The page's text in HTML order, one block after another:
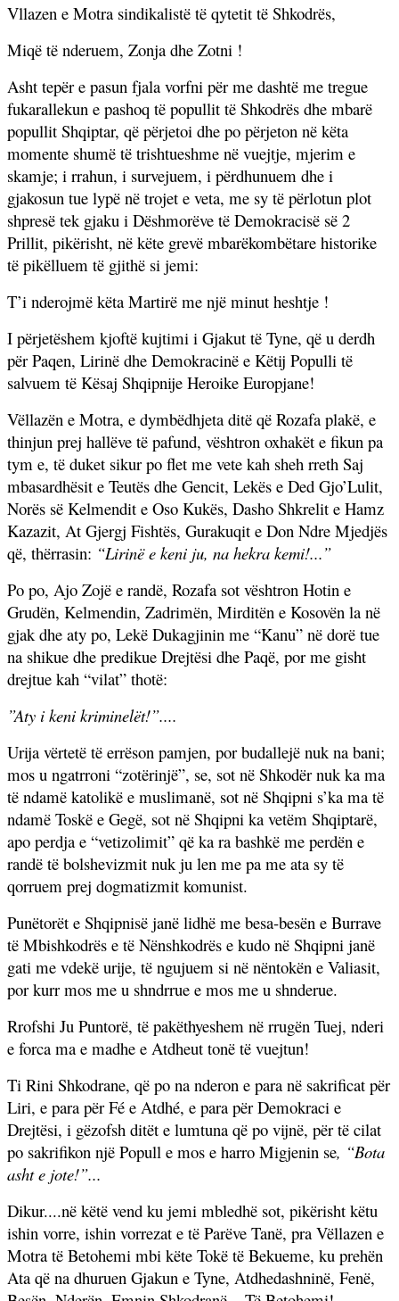
Vllazen e Motra sindikalistë të qytetit të Shkodrës,
Miqë të nderuem, Zonja dhe Zotni !
Asht tepër e pasun fjala vorfni për me dashtë me tregue
fukarallekun e pashoq të popullit të Shkodrës dhe mbarë
popullit Shqiptar, që përjetoi dhe po përjeton në këta
momente shumë të trishtueshme në vuejtje, mjerim e
skamje; i rrahun, i survejuem, i përdhunuem dhe i
gjakosun tue lypë në trojet e veta, me sy të përlotun plot
shpresë tek gjaku i Dëshmorëve të Demokracisë së 2
Prillit, pikërisht, në këte grevë mbarëkombëtare historike
të pikëlluem të gjithë si jemi:
T’i nderojmë këta Martirë me një minut heshtje !
I përjetëshem kjoftë kujtimi i Gjakut të Tyne, që u derdh
për Paqen, Lirinë dhe Demokracinë e Këtij Populli të
salvuem të Kësaj Shqipnije Heroike Europjane!
Vëllazën e Motra, e dymbëdhjeta ditë që Rozafa plakë, e
thinjun prej hallëve të pafund, vështron oxhakët e fikun pa
tym e, të duket sikur po flet me vete kah sheh rreth Saj
mbasardhësit e Teutës dhe Gencit, Lekës e Ded Gjo’Lulit,
Norës së Kelmendit e Oso Kukës, Dasho Shkrelit e Hamz
Kazazit, At Gjergj Fishtës, Gurakuqit e Don Ndre Mjedjës
që, thërrasin: “Lirinë e keni ju, na hekra kemi!...”
Po po, Ajo Zojë e randë, Rozafa sot vështron Hotin e
Grudën, Kelmendin, Zadrimën, Mirditën e Kosovën la në
gjak dhe aty po, Lekë Dukagjinin me “Kanu” në dorë tue
na shikue dhe predikue Drejtësi dhe Paqë, por me gisht
drejtue kah “vilat” thotë:
”Aty i keni kriminelët!”....
Urija vërtetë të errëson pamjen, por budallejë nuk na bani;
mos u ngatrroni “zotërinjë”, se, sot në Shkodër nuk ka ma
të ndamë katolikë e muslimanë, sot në Shqipni s’ka ma të
ndamë Toskë e Gegë, sot në Shqipni ka vetëm Shqiptarë,
apo perdja e “vetizolimit” që ka ra bashkë me perdën e
randë të bolshevizmit nuk ju len me pa me ata sy të
qorruem prej dogmatizmit komunist.
Punëtorët e Shqipnisë janë lidhë me besa-besën e Burrave
të Mbishkodrës e të Nënshkodrës e kudo në Shqipni janë
gati me vdekë urije, të ngujuem si në nëntokën e Valiasit,
por kurr mos me u shndrrue e mos me u shnderue.
Rrofshi Ju Puntorë, të pakëthyeshem në rrugën Tuej, nderi
e forca ma e madhe e Atdheut tonë të vuejtun!
Ti Rini Shkodrane, që po na nderon e para në sakrificat për
Liri, e para për Fé e Atdhé, e para për Demokraci e
Drejtësi, i gëzofsh ditët e lumtuna që po vijnë, për të cilat
po sakrifikon një Popull e mos e harro Migjenin se, “Bota
asht e jote!”...
Dikur....në këtë vend ku jemi mbledhë sot, pikërisht këtu
ishin vorre, ishin vorrezat e të Parëve Tanë, pra Vëllazen e
Motra të Betohemi mbi këte Tokë të Bekueme, ku prehën
Ata që na dhuruen Gjakun e Tyne, Atdhedashninë, Fenë,